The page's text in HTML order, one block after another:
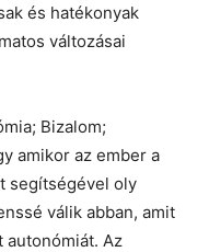
és hatékonyak
változásai
Bizalom;
amikor az ember a
segítségével oly
válik abban, amit
autonómiát. Az